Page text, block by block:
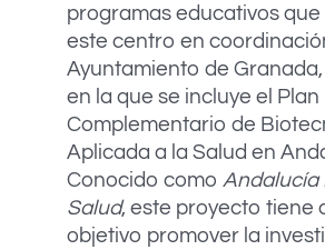
programas educativos
este centro en
Ayuntamiento de
en la que se incluye el Plan
Complementario de
Aplicada a la Salud en
Conocido como Andalucía
Salud, este proyecto tiene
objetivo promover la